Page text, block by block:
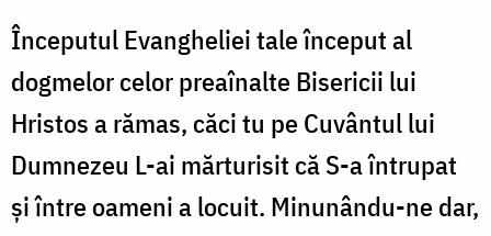
Începutul Evangheliei tale început al
dogmelor celor preaînalte Bisericii lui
Hristos a rămas, căci tu pe Cuvântul lui
Dumnezeu L-ai mărturisit că S-a întrupat
şi între oameni a locuit. Minunându-ne dar,